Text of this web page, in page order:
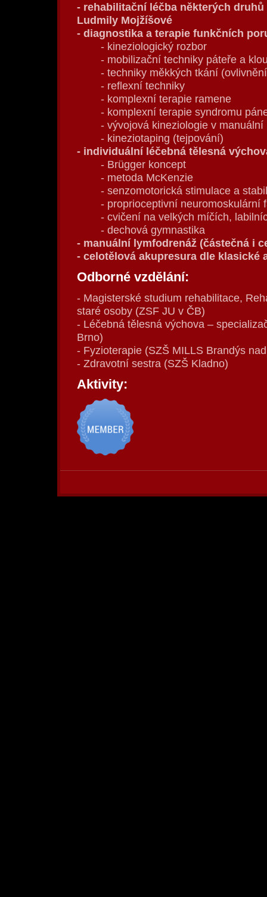
- rehabilitační léčba některých
Ludmily Mojžíšové
- diagnostika a terapie funkčních
- kineziologický rozbor
- mobilizační techniky páteře a
- techniky měkkých tkání
- reflexní techniky
- komplexní terapie ramene
- komplexní terapie syndromu
- vývojová kineziologie v
- kineziotaping (tejpování)
- individuální léčebná tělesná
- Brügger koncept
- metoda McKenzie
- senzomotorická stimulace a
- proprioceptivní neuromoskulární
- cvičení na velkých míčích,
- dechová gymnastika
- manuální lymfodrenáž (částečná i
- celotělová akupresura dle klasické
Odborné vzdělání:
- Magisterské studium rehabilitace,
staré osoby (ZSF JU v ČB)
- Léčebná tělesná výchova –
Brno)
- Fyzioterapie (SZŠ MILLS Brandýs
- Zdravotní sestra (SZŠ Kladno)
Aktivity: